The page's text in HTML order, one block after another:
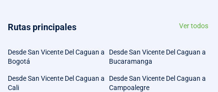
Rutas principales Ver todos
Desde San Vicente Del Caguan a
Bogotá
Desde San Vicente Del Caguan a
Bucaramanga
Desde San Vicente Del Caguan a
Cali
Desde San Vicente Del Caguan a
Campoalegre